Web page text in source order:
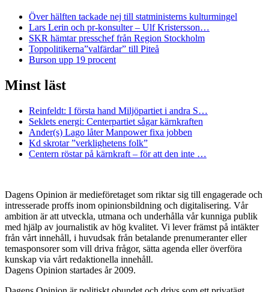
Över hälften tackade nej till statministerns kulturmingel
Lars Lerin och pr-konsulter – Ulf Kristersson…
SKR hämtar presschef från Region Stockholm
Toppolitikerna”valfärdar” till Piteå
Burson upp 19 procent
Minst läst
Reinfeldt: I första hand Miljöpartiet i andra S…
Seklets energi: Centerpartiet sågar kärnkraften
Ander(s) Lago låter Manpower fixa jobben
Kd skrotar ”verklighetens folk”
Centern röstar på kärnkraft – för att den inte …
Dagens Opinion är medieföretaget som riktar sig till engagerade och
intresserade proffs inom opinionsbildning och digitalisering. Vår
ambition är att utveckla, utmana och underhålla vår kunniga publik
med hjälp av journalistik av hög kvalitet. Vi lever främst på intäkter
från vårt innehåll, i huvudsak från betalande prenumeranter eller
temasponsorer som vill driva frågor, sätta agenda eller överföra
kunskap via vårt redaktionella innehåll.
Dagens Opinion startades år 2009.